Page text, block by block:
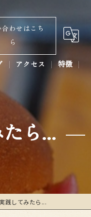
合わせはこち
ら
アクセス 特徴
コーヒー
ラテアート
ベーカリー
ら...
践してみたら...